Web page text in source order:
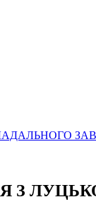
З